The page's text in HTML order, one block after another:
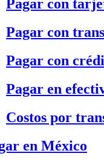
Pagar con
Pagar con
Pagar con
Pagar en
Costos por
en México